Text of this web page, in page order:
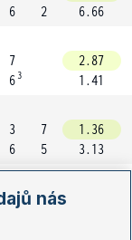
6
2
6.66
7
6 3
2.87
1.41
3
6
7
5
1.36
3.13
5
6
nás